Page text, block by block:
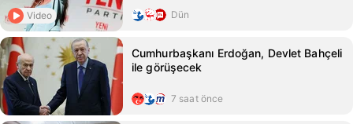
Video Dün
Cumhurbaşkanı Erdoğan, Devlet Bahçeli
ile görüşecek
7 saat önce